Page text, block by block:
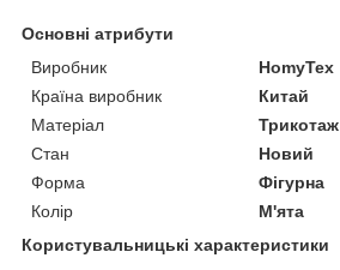
Основні атрибути
Виробник
HomyTex
Країна виробник
Китай
Матеріал
Трикотаж
Стан
Новий
Форма
Фігурна
Колір
М'ята
Користувальницькі характеристики